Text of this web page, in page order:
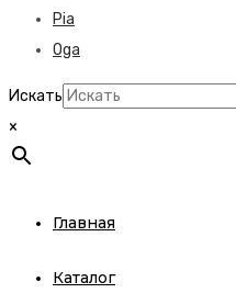
Pia
Oga
Искать
×
Главная
Каталог